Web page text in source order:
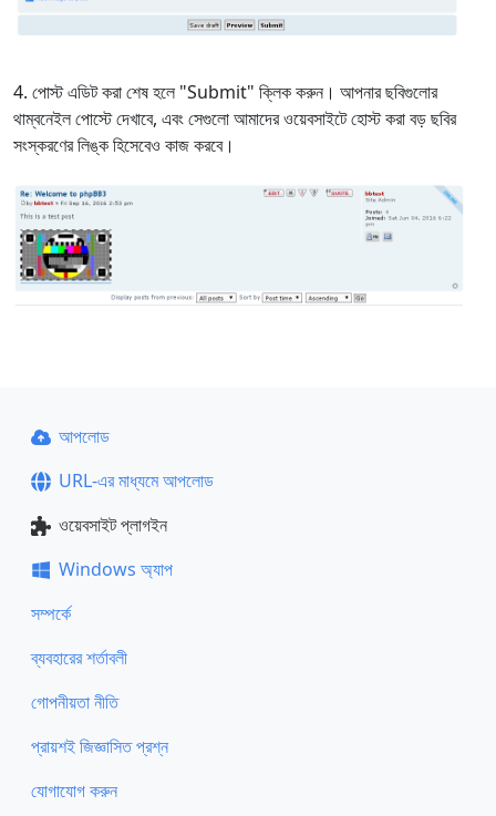
পোস্ট এডিট করা শেষ হলে "Submit" ক্লিক করুন। আপনার ছবিগুলোর
থাম্বনেইল পোস্টে দেখাবে, এবং সেগুলো আমাদের ওয়েবসাইটে হোস্ট করা বড় ছবির
সংস্করণের লিঙ্ক হিসেবেও কাজ করবে।
আপলোড
URL-এর মাধ্যমে আপলোড
ওয়েবসাইট প্লাগইন
Windows অ্যাপ
সম্পর্কে
ব্যবহারের শর্তাবলী
গোপনীয়তা নীতি
প্রায়শই জিজ্ঞাসিত প্রশ্ন
যোগাযোগ করুন